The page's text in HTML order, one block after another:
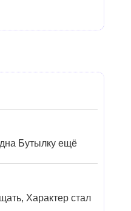
Бутылку ещё
Характер стал